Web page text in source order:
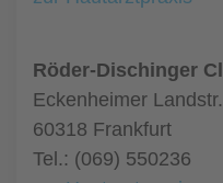
Röder-Dischinger
Eckenheimer
60318 Frankfurt
Tel.: (069) 550236